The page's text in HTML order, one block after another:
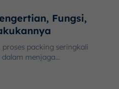
Fungsi,
packing seringkali
menjaga...